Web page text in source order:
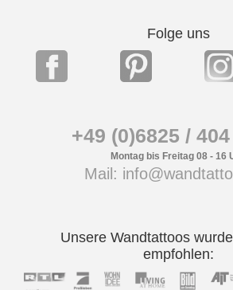
Folge uns
+49 (0)6825 /
Montag bis Freitag 08 - 16
Mail:
Unsere Wandtattoos
empfohlen: